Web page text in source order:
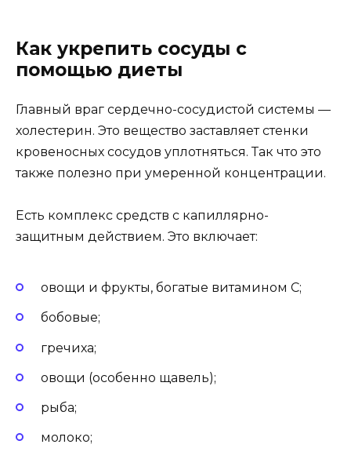
Как укрепить сосуды с
помощью диеты
Главный враг сердечно-сосудистой системы —
холестерин. Это вещество заставляет стенки
кровеносных сосудов уплотняться. Так что это
также полезно при умеренной концентрации.
Есть комплекс средств с капиллярно-
защитным действием. Это включает:
овощи и фрукты, богатые витамином С;
бобовые;
гречиха;
овощи (особенно щавель);
рыба;
молоко;